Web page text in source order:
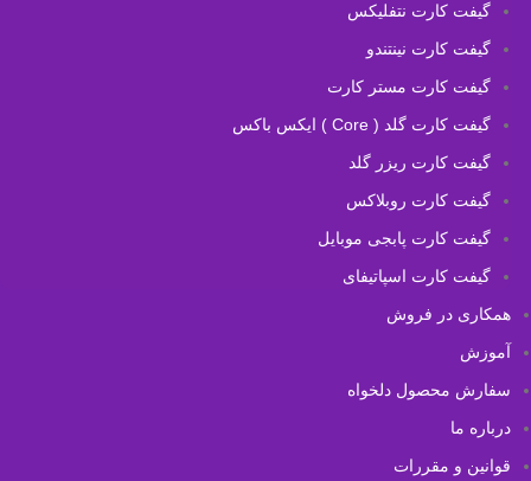
گیفت کارت نتفلیکس
گیفت کارت نینتندو
گیفت کارت مستر کارت
گیفت کارت گلد ( Core ) ایکس باکس
گیفت کارت ریزر گلد
گیفت کارت روبلاکس
گیفت کارت پابجی موبایل
گیفت کارت اسپاتیفای
همکاری در فروش
آموزش
سفارش محصول دلخواه
درباره ما
قوانین و مقررات